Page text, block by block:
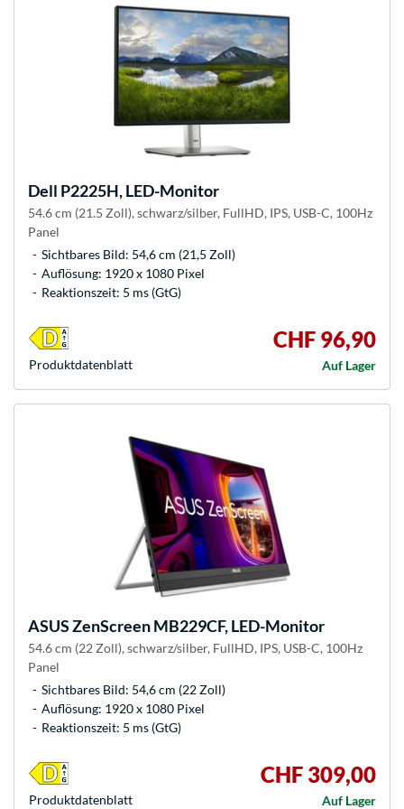
Dell P2225H, LED-Monitor
54.6 cm (21.5 Zoll), schwarz/silber, FullHD, IPS, USB-C, 100Hz
Panel
Sichtbares Bild: 54,6 cm (21,5 Zoll)
Auflösung: 1920 x 1080 Pixel
Reaktionszeit: 5 ms (GtG)
CHF 96,90
Auf Lager
Produkt­datenblatt
ASUSZenScreen MB229CF, LED-Monitor
54.6 cm (22 Zoll), schwarz/silber, FullHD, IPS, USB-C, 100Hz
Panel
Sichtbares Bild: 54,6 cm (22 Zoll)
Auflösung: 1920 x 1080 Pixel
Reaktionszeit: 5 ms (GtG)
CHF 309,00
Auf Lager
Produkt­datenblatt